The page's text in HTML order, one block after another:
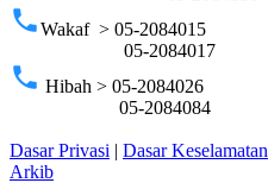
phoneWakaf > 05-2084015
05-2084017
phone Hibah > 05-2084026
05-2084084
Dasar Privasi | Dasar Keselamatan
Arkib